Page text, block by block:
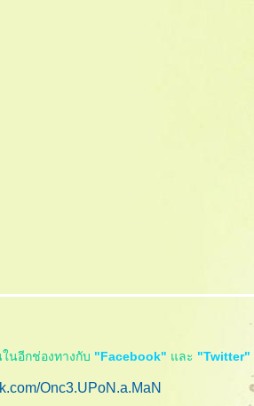
นอีกช่องทางกับ "Facebook" ละ "Twitter"
Onc3.UPoN.a.MaN